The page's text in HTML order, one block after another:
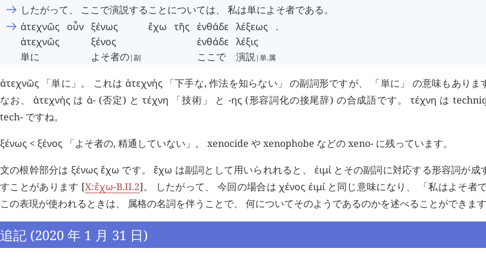
したがって、 ここで演説することについては、 私は単によそ者である。
ἀτεχνῶς
ἀτεχνῶς
単に
οὖν ξένως
ξένος
よそ者の|副
ἔχω τῆς ἐνθάδε
ἐνθάδε
ここで
λέξεως
λέξις
演説|単.属
.
ἀτεχνῶς 「単に」。 これは ἀτεχνής 「下手な, 作法を知らない」 の副詞形ですが、 「単に」 の意味もありま
なお、 ἀτεχνής は ἀ- (否定) とτέχνη 「技術」 と -ης (形容詞化の接尾辞) の合成語です。τέχνη は
tech- ですね。
ξένως < ξένος 「よそ者の, 精通していない」。 xenocide や xenophobe などの xeno- に残っています。
文の根幹部分は ξένως ἔχω です。ἔχω は副詞として用いられれると、ἐιμί とその副詞に対応する形容詞が成
すことがあります [X:ἔχω-B.II.2]。 したがって、 今回の場合はχένος ἐιμίと同じ意味になり、 「私はよそ者
この表現が使われるときは、 属格の名詞を伴うことで、 何についてそのようであるのかを述べることができます
追記 (2020 年 1 月 31 日)